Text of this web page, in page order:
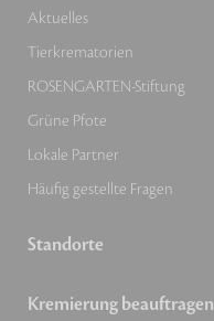
Aktuelles
Tierkrematorien
ROSENGARTEN-Stiftung
Grüne Pfote
Lokale Partner
Häufig gestellte Fragen
Standorte
Kremierung beauftragen